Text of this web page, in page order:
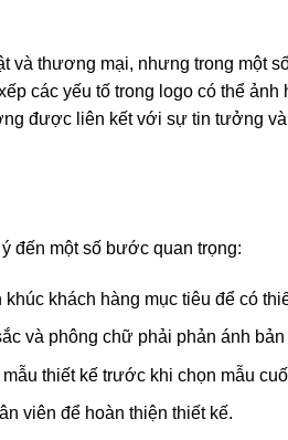
và thương mại, nhưng trong một
các yếu tố trong logo có thể
được liên kết với sự tin tưởng
đến một số bước quan trọng:
khúc khách hàng mục tiêu để có
và phông chữ phải phản ánh
thiết kế trước khi chọn mẫu
viên để hoàn thiện thiết kế.